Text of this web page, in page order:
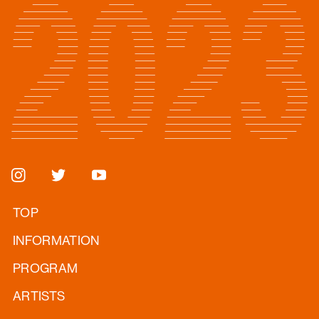
TOP
INFORMATION
PROGRAM
ARTISTS